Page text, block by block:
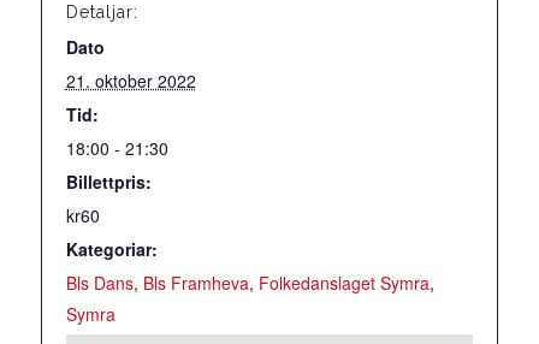
Detaljar:
Dato
21. oktober 2022
Tid:
18:00 - 21:30
Billettpris:
kr60
Kategoriar:
Bls Dans, Bls Framheva, Folkedanslaget Symra,
Symra